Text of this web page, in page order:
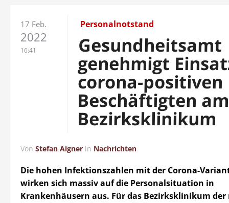
17 Feb.
2022
16:41
Personalnotstand
Gesundheitsamt
genehmigt
corona-positiven
Beschäftigten
Bezirksklinikum
Von Stefan Aigner in Nachrichten
Die hohen Infektionszahlen mit der Corona-
wirken sich massiv auf die Personalsituation in
Krankenhäusern aus. Für das Bezirksklinikum der